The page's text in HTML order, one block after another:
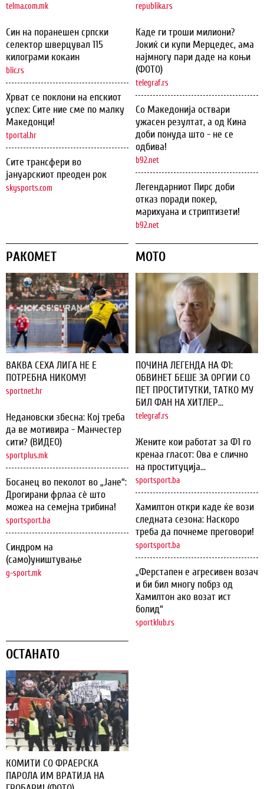
telma.com.mk
Син на поранешен српски
селектор шверцувал 115
килограми кокаин
blic.rs
Хрват се поклони на епскиот
успех: Сите ние сме по малку
Македонци!
tportal.hr
Сите трансфери во
јануарскиот преоден рок
skysports.com
republika.rs
Каде ги троши милиони?
Јокиќ си купи Мерцедес, ама
најмногу пари даде на коњи
(ФОТО)
telegraf.rs
Со Македонија оствари
ужасен резултат, а од Кина
доби понуда што - не се
одбива!
b92.net
Легендарниот Пирс доби
отказ поради покер,
марихуана и стриптизети!
b92.net
РАКОМЕТ
ВАКВА СЕХА ЛИГА НЕ Е
ПОТРЕБНА НИКОМУ!
sportnet.hr
Недановски збесна: Кој треба
да ве мотивира - Манчестер
сити? (ВИДЕО)
sportplus.mk
Босанец во пеколот во „Јане“:
Дрогирани фрлаа сѐ што
можеа на семејна трибина!
sportsport.ba
Синдром на
(само)уништување
g-sport.mk
МОТО
ПОЧИНА ЛЕГЕНДА НА Ф1:
ОБВИНЕТ БЕШЕ ЗА ОРГИИ СО
ПЕТ ПРОСТИТУТКИ, ТАТКО МУ
БИЛ ФАН НА ХИТЛЕР...
telegraf.rs
Жените кои работат за Ф1 го
кренаа гласот: Ова е слично
на проституција...
sportsport.ba
Хамилтон откри каде ќе вози
следната сезона: Наскоро
треба да почнеме преговори!
sportsport.ba
„Ферстапен е агресивен возач
и би бил многу побрз од
Хамилтон ако возат ист
болид“
sportklub.rs
ОСТАНАТО
КОМИТИ СО ФРАЕРСКА
ПАРОЛА ИМ ВРАТИЈА НА